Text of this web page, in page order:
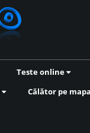
Teste online
Călător pe